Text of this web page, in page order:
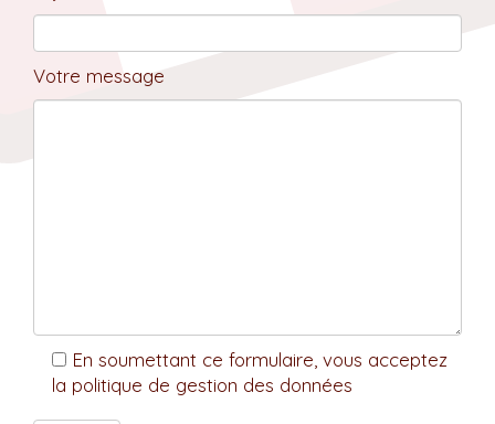
Votre message
En soumettant ce formulaire, vous acceptez
la politique de gestion des données